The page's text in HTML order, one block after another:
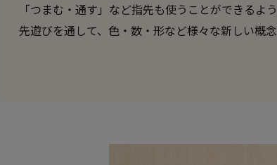
「つまむ・通す」など指先も使うことができるよ
先遊びを通して、色・数・形など様々な新しい概念